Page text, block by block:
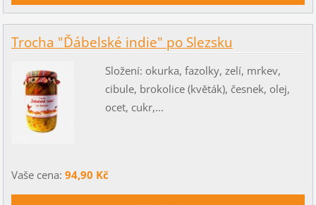
Trocha "Ďábelské indie" po Slezsku
Složení: okurka, fazolky, zelí, mrkev,
cibule, brokolice (květák), česnek, olej,
ocet, cukr,...
Vaše cena: 94,90 Kč